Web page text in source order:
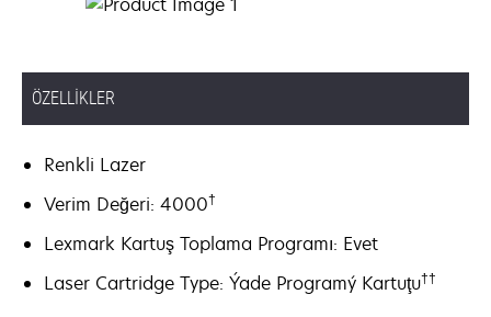
ÖZELLIKLER
Renkli Lazer
Verim Değeri: 4000†
Lexmark Kartuş Toplama Programı: Evet
Laser Cartridge Type: Ýade Programý Kartuţu††